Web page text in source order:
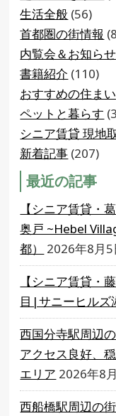
生活全般 (56)
首都圏の街情報
内覧会＆お知らせ
書籍紹介 (110)
おすすめの住まい
ペットと暮らす
シニア賃貸 現地
新着記事 (207)
最近の記事
【シニア賃貸・
奥戸 ~Hebel
都）
2026年8月5
【シニア賃貸・
目|サニーヒルズ
西国分寺駅周辺
アクセス良好、
エリア 2026年8
西船橋駅周辺の